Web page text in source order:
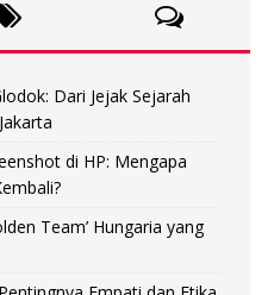
Dari Jejak Sejarah
di HP: Mengapa
Team’ Hungaria yang